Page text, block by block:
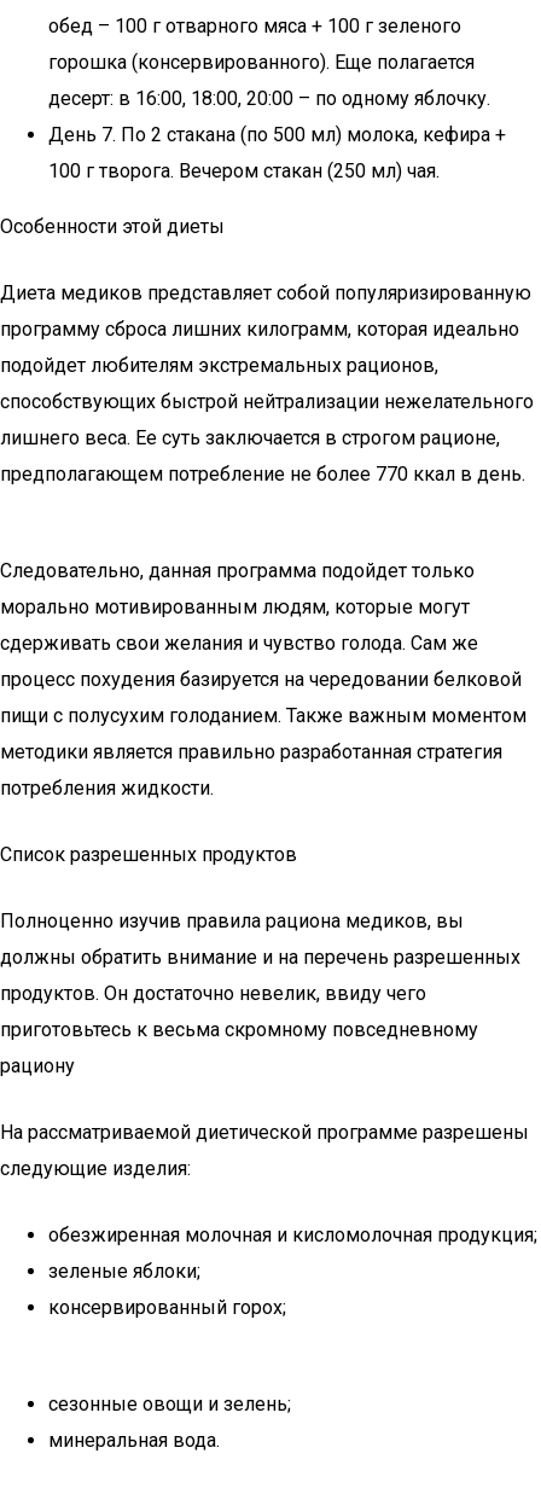
обед – 100 г отварного мяса + 100 г зеленого
горошка (консервированного). Еще полагается
десерт: в 16:00, 18:00, 20:00 – по одному яблочку.
День 7. По 2 стакана (по 500 мл) молока, кефира +
100 г творога. Вечером стакан (250 мл) чая.
Особенности этой диеты
Диета медиков представляет собой популяризированную
программу сброса лишних килограмм, которая идеально
подойдет любителям экстремальных рационов,
способствующих быстрой нейтрализации нежелательного
лишнего веса. Ее суть заключается в строгом рационе,
предполагающем потребление не более 770 ккал в день.
Следовательно, данная программа подойдет только
морально мотивированным людям, которые могут
сдерживать свои желания и чувство голода. Сам же
процесс похудения базируется на чередовании белковой
пищи с полусухим голоданием. Также важным моментом
методики является правильно разработанная стратегия
потребления жидкости.
Список разрешенных продуктов
Полноценно изучив правила рациона медиков, вы
должны обратить внимание и на перечень разрешенных
продуктов. Он достаточно невелик, ввиду чего
приготовьтесь к весьма скромному повседневному
рациону
На рассматриваемой диетической программе разрешены
следующие изделия:
обезжиренная молочная и кисломолочная продукция;
зеленые яблоки;
консервированный горох;
сезонные овощи и зелень;
минеральная вода.